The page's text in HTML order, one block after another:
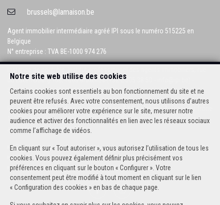
Notre site web utilise des cookies
Certains cookies sont essentiels au bon fonctionnement du site et ne
peuvent être refusés. Avec votre consentement, nous utilisons d’autres
cookies pour améliorer votre expérience sur le site, mesurer notre
audience et activer des fonctionnalités en lien avec les réseaux sociaux
comme l’affichage de vidéos.
En cliquant sur « Tout autoriser », vous autorisez l’utilisation de tous les
cookies. Vous pouvez également définir plus précisément vos
préférences en cliquant sur le bouton « Configurer ». Votre
consentement peut être modifié à tout moment en cliquant sur le lien
« Configuration des cookies » en bas de chaque page.
brussels@lamaison.be
Agent immobilier intermédiaire agréé IPI sous le numéro 515225 en
Belgique
N° entreprise : TVA BE-1000 974 276
du Luxembourg 16B, 1000 Bruxelles (+32 2 505 38 50 - info@ipi.be) -
Soumis aucode déontologique de l’ IPI
RC professionnelle et cautionnement via AXA Belgium SA, Place du Trône
1, 1000 Bruxelles – police n° 730390160. Couverture valable pour les
activités réalisées en Belgique
Conditions générales d'utilisation du site
Charte de la protection de la vie privée
Configuration des cookies